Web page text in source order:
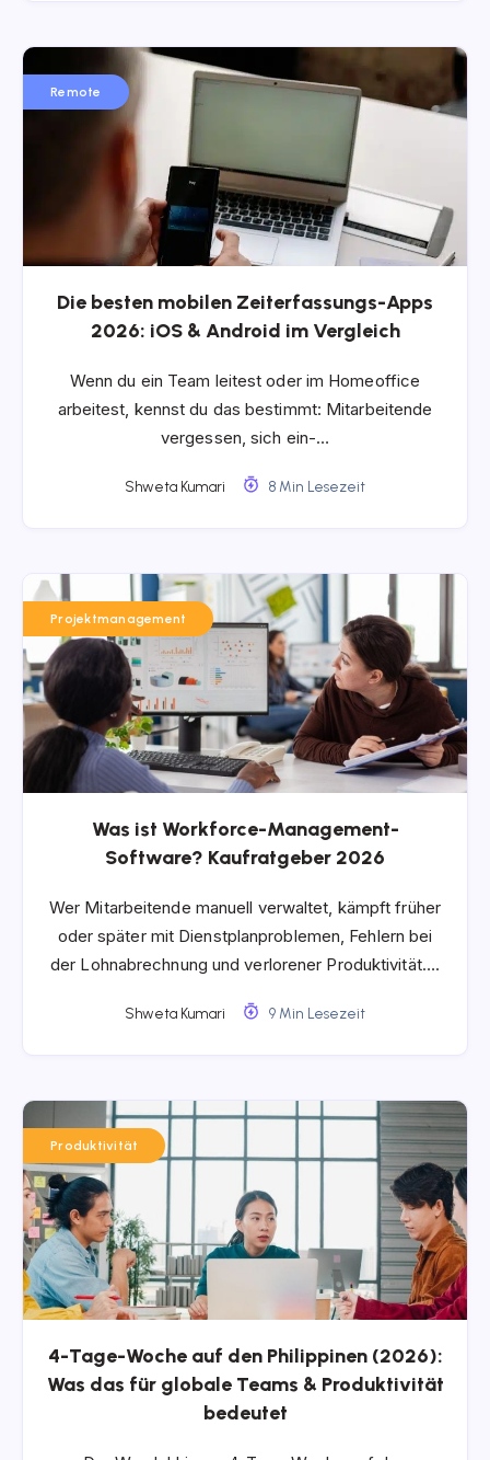
Remote
Die besten mobilen Zeiterfassungs-Apps
2026: iOS & Android im Vergleich
Wenn du ein Team leitest oder im Homeoffice
arbeitest, kennst du das bestimmt: Mitarbeitende
vergessen, sich ein-…
Shweta Kumari 8 Min Lesezeit
Projektmanagement
Was ist Workforce-Management-
Software? Kaufratgeber 2026
Wer Mitarbeitende manuell verwaltet, kämpft früher
oder später mit Dienstplanproblemen, Fehlern bei
der Lohnabrechnung und verlorener Produktivität….
Shweta Kumari 9 Min Lesezeit
Produktivität
4-Tage-Woche auf den Philippinen (2026):
Was das für globale Teams & Produktivität
bedeutet